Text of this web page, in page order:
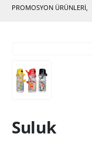
PROMOSYON ÜRÜNLERİ,
Suluk